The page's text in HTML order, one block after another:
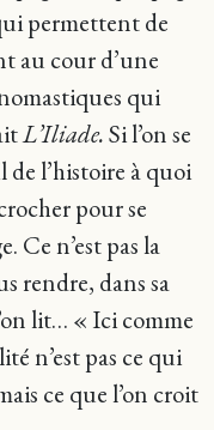
permettent de
au cour d’une
qui
L’Iliade.Si l’on se
de l’histoire à quoi
pour se
Ce n’est pas la
rendre, dans sa
lit… « Ici comme
n’est pas ce qui
ce que l’on croit